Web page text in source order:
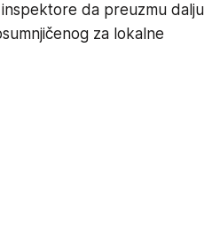
da preuzmu dalju
za lokalne